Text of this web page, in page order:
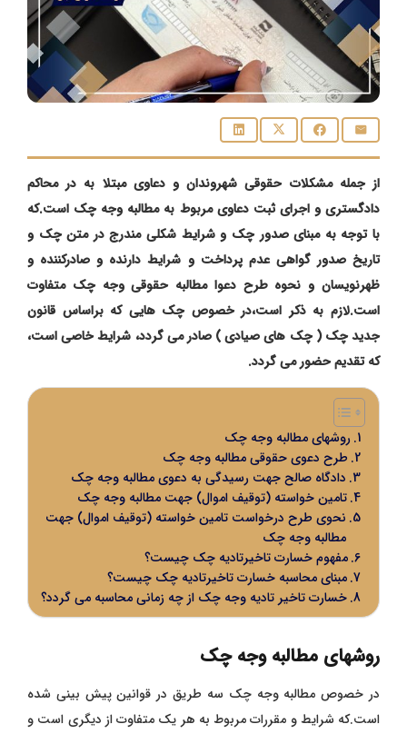
از جمله مشکلات حقوقی شهروندان و دعاوی مبتلا به در محاکم
دادگستری و اجرای ثبت دعاوی مربوط به مطالبه وجه چک است.که
با توجه به مبنای صدور چک و شرایط شکلی مندرج در متن چک و
تاریخ صدور گواهی عدم پرداخت و شرایط دارنده و صادرکننده و
ظهرنویسان و نحوه طرح دعوا مطالبه حقوقی وجه چک متفاوت
است.لازم به ذکر است،در خصوص چک هایی که براساس قانون
جدید چک ( چک های صیادی ) صادر می گردد، شرایط خاصی است،
که تقدیم حضور می گردد.
روشهای مطالبه وجه چک
طرح دعوی حقوقی مطالبه وجه چک
دادگاه صالح جهت رسیدگی به دعوی مطالبه وجه چک
تامین خواسته (توقیف اموال) جهت مطالبه وجه چک
نحوی طرح درخواست تامین خواسته (توقیف اموال) جهت
مطالبه وجه چک
مفهوم خسارت تاخیرتادیه چک چیست؟
مبنای محاسبه خسارت تاخیرتادیه چک چیست؟
خسارت تاخیر تادیه وجه چک از چه زمانی محاسبه می گردد؟
روشهای مطالبه وجه چک
در خصوص مطالبه وجه چک سه طریق در قوانین پیش بینی شده
است.که شرایط و مقررات مربوط به هر یک متفاوت از دیگری است و